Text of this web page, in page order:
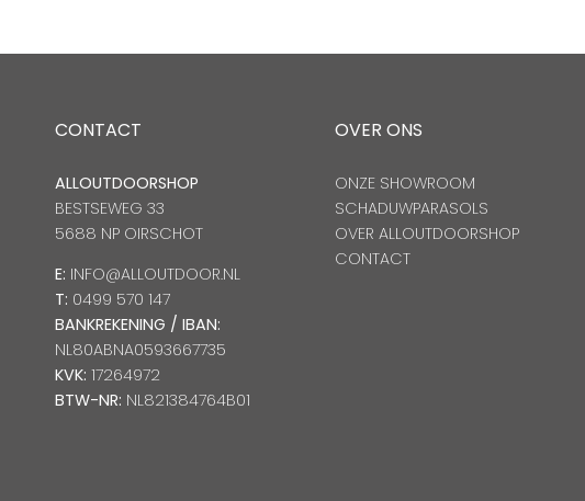
CONTACT
ALLOUTDOORSHOP
BESTSEWEG 33
5688 NP OIRSCHOT
E: INFO@ALLOUTDOOR.NL
T: 0499 570 147
BANKREKENING / IBAN:
NL80ABNA0593667735
KVK: 17264972
BTW-NR: NL821384764B01
OVER ONS
ONZE SHOWROOM
SCHADUWPARASOLS
OVER ALLOUTDOORSHOP
CONTACT